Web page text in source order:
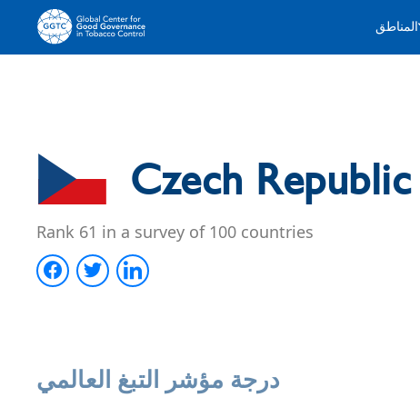
المناطق
Czech Republic
Rank 61 in a survey of 100 countries
درجة مؤشر التبغ العالمي